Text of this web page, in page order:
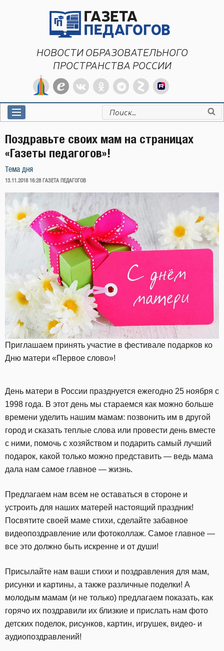
НОВОСТИ ОБРАЗОВАТЕЛЬНОГО
ПРОСТРАНСТВА РОССИИ
Искать:
Поздравьте своих мам на страницах
«Газеты педагогов»!
Тема дня
ОПУБЛИКОВАНО
13.11.2018 16:28 ГАЗЕТА ПЕДАГОГОВ
Приглашаем принять участие в фестивале подарков ко
Дню матери «Первое слово»!
День матери в России празднуется ежегодно 25 ноября с
1998 года. В этот день мы стараемся как можно больше
времени уделить нашим мамам: позвонить им в другой
город и сказать теплые слова или провести день вместе
с ними, помочь с хозяйством и подарить самый лучший
подарок, какой только можно представить — ведь мама
дала нам самое главное — жизнь.
Предлагаем нам всем не оставаться в стороне и
устроить для наших матерей настоящий праздник!
Посвятите своей маме стихи, сделайте забавное
видеопоздравление или фотоколлаж. Самое главное —
все это должно быть искренне и от души!
Присылайте нам ваши стихи и поздравления для мам,
рисунки и картины, а также различные поделки! А
молодым мамам (и не только) предлагаем показать, как
горячо их поздравили их близкие и прислать нам фото
детских поделок, рисунков, картин, игрушек, видео- и
аудиопоздравлений!